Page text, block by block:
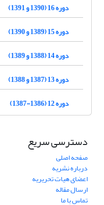
دوره 16 (1390 و 1391)
دوره 15 (1389 و 1390)
دوره 14 (1388 و 1389)
دوره 13 (1387 و 1388)
دوره 12 (1386-1387)
دسترسی سریع
صفحه اصلی
درباره نشریه
اعضای هیات تحریریه
ارسال مقاله
تماس با ما